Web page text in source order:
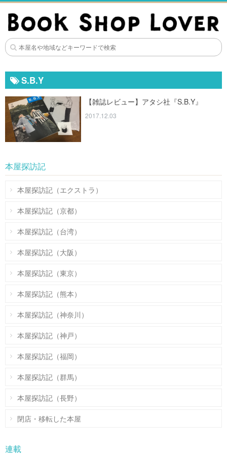
S.B.Y
【雑誌レビュー】アタシ社『S.B.Y』
2017.12.03
本屋探訪記
本屋探訪記（エクストラ）
本屋探訪記（京都）
本屋探訪記（台湾）
本屋探訪記（大阪）
本屋探訪記（東京）
本屋探訪記（熊本）
本屋探訪記（神奈川）
本屋探訪記（神戸）
本屋探訪記（福岡）
本屋探訪記（群馬）
本屋探訪記（長野）
閉店・移転した本屋
連載